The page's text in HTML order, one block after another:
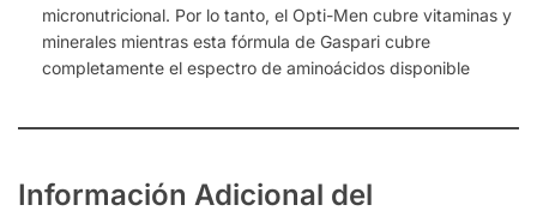
micronutricional. Por lo tanto, el Opti-Men cubre vitaminas y
minerales mientras esta fórmula de Gaspari cubre
completamente el espectro de aminoácidos disponible
Información Adicional del